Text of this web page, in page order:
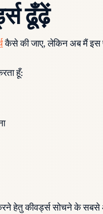
ढूँढ़ें
कैसे की जाए, लेकिन अब मैं इस
हूँ:
हेतु कीवर्ड्स सोचने के